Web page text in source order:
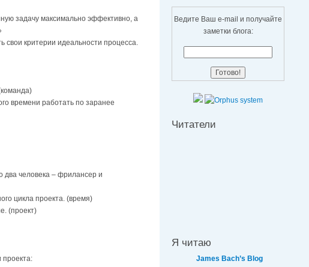
задачу максимально эффективно, а
свои критерии идеальности процесса.
времени работать по заранее
два человека – фрилансер и
цикла проекта. (время)
(проект)
Ведите Ваш e-mail и получайте
заметки блога:
Читатели
Я читаю
James Bach’s Blog